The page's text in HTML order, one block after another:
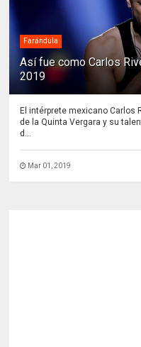
Farándula
Así fue como Carlos
2019
El intérprete mexicano Carlos
de la Quinta Vergara y su
d...
Mar 01, 2019